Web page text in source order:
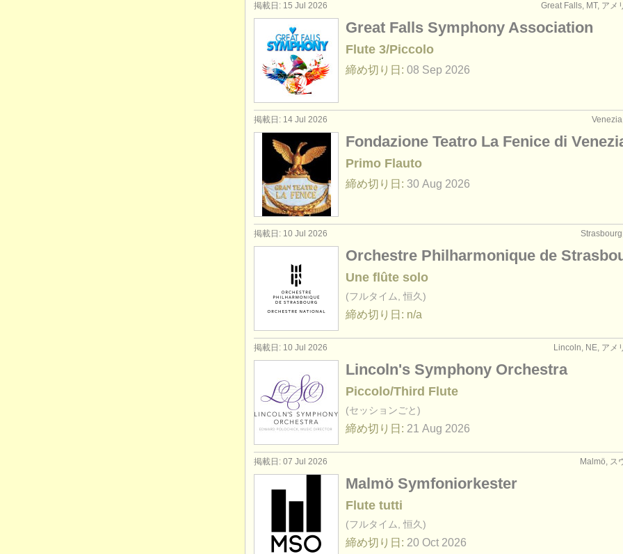
Great Falls, MT, アメ
掲載日: 15 Jul 2026
Great Falls Symphony Association
Flute 3/Piccolo
締め切り日: 08 Sep 2026
掲載日: 14 Jul 2026
Fondazione Teatro La Fenice di
Primo Flauto
締め切り日: 30 Aug 2026
掲載日: 10 Jul 2026
Orchestre Philharmonique de
Une flûte solo
(フルタイム, 恒久)
締め切り日: n/a
Lincoln, NE, アメ
掲載日: 10 Jul 2026
Lincoln's Symphony Orchestra
Piccolo/Third Flute
(セッションごと)
締め切り日: 21 Aug 2026
Malmö, ス
掲載日: 07 Jul 2026
Malmö Symfoniorkester
Flute tutti
(フルタイム, 恒久)
締め切り日: 20 Oct 2026